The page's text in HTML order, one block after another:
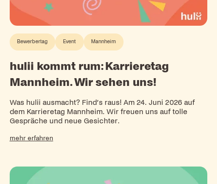
Bewerbertag Event Mannheim
hulii kommt rum: Karrieretag
Mannheim. Wir sehen uns!
Was hulii ausmacht? Find’s raus! Am 24. Juni 2026 auf
dem Karrieretag Mannheim. Wir freuen uns auf tolle
Gespräche und neue Gesichter.
mehr erfahren